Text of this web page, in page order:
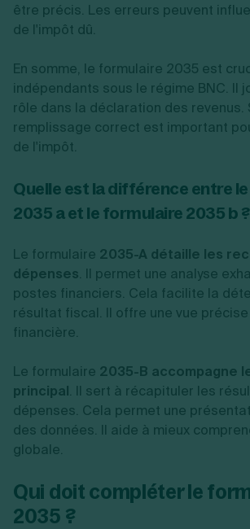
être précis. Les erreurs peuvent
de l'impôt dû.
En somme, le formulaire 2035 est
indépendants sous le régime BNC. Il
rôle dans la déclaration des revenus.
remplissage correct est important
de l'impôt.
Quelle est la différence entre
2035 a et le formulaire 2035 b ?
Le formulaire 2035-A détaille les
dépenses. Il permet une analyse
postes financiers. Cela facilite la
résultat fiscal. Il offre une vue
financière.
Le formulaire 2035-B accompagne
principal. Il sert à récapituler les
dépenses. Cela permet une
des données. Il aide à mieux
globale.
Qui doit compléter le
2035 ?